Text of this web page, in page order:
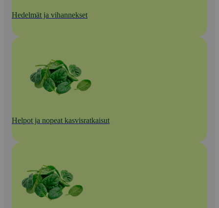
Hedelmät ja vihannekset
Helpot ja nopeat kasvisratkaisut